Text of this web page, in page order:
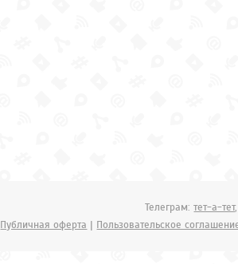
Телеграм:тет-а-тет
Публичная оферта | Пользовательское